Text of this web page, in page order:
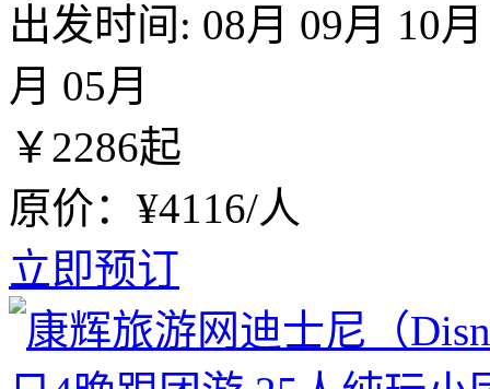
出发时间: 08月 09月 10月
月 05月
￥2286起
原价：¥4116/人
立即预订